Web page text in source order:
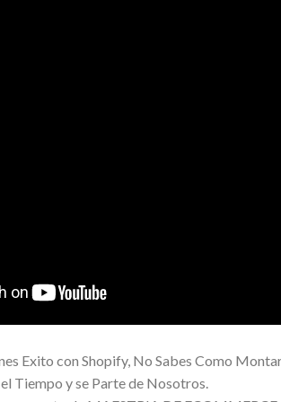
Exito con Shopify, No Sabes Como
Tiempo y se Parte de Nosotros.